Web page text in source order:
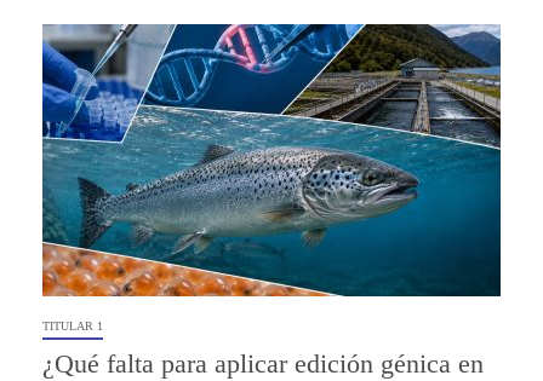
TITULAR 1
¿Qué falta para aplicar edición génica en